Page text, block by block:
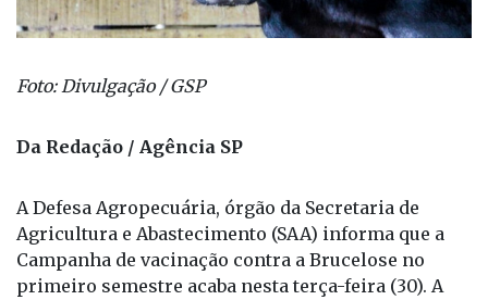
Foto: Divulgação / GSP
Da Redação / Agência SP
A Defesa Agropecuária, órgão da Secretaria de
Agricultura e Abastecimento (SAA) informa que a
Campanha de vacinação contra a Brucelose no
primeiro semestre acaba nesta terça-feira (30). A